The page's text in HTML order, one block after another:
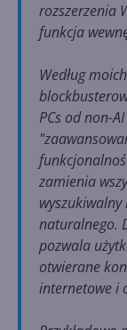
rozszerzenia
funkcja
Według
PCs od non-
zamienia
naturalnego.
pozwala
otwierane
internetowe i